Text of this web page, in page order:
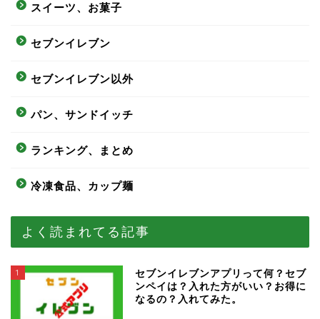
スイーツ、お菓子
セブンイレブン
セブンイレブン以外
パン、サンドイッチ
ランキング、まとめ
冷凍食品、カップ麺
よく読まれてる記事
1
セブンイレブンアプリって何？セブ
ンペイは？入れた方がいい？お得に
なるの？入れてみた。